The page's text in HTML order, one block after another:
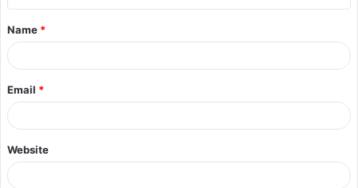
Name *
Email *
Website